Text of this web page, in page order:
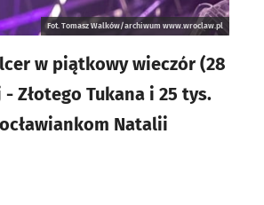
Fot. Tomasz Walków/archiwum www.wroclaw.pl
w piątkowy wieczór (28
Złotego Tukana i 25 tys.
Natalii